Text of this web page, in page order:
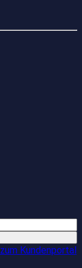
zum Kundenportal